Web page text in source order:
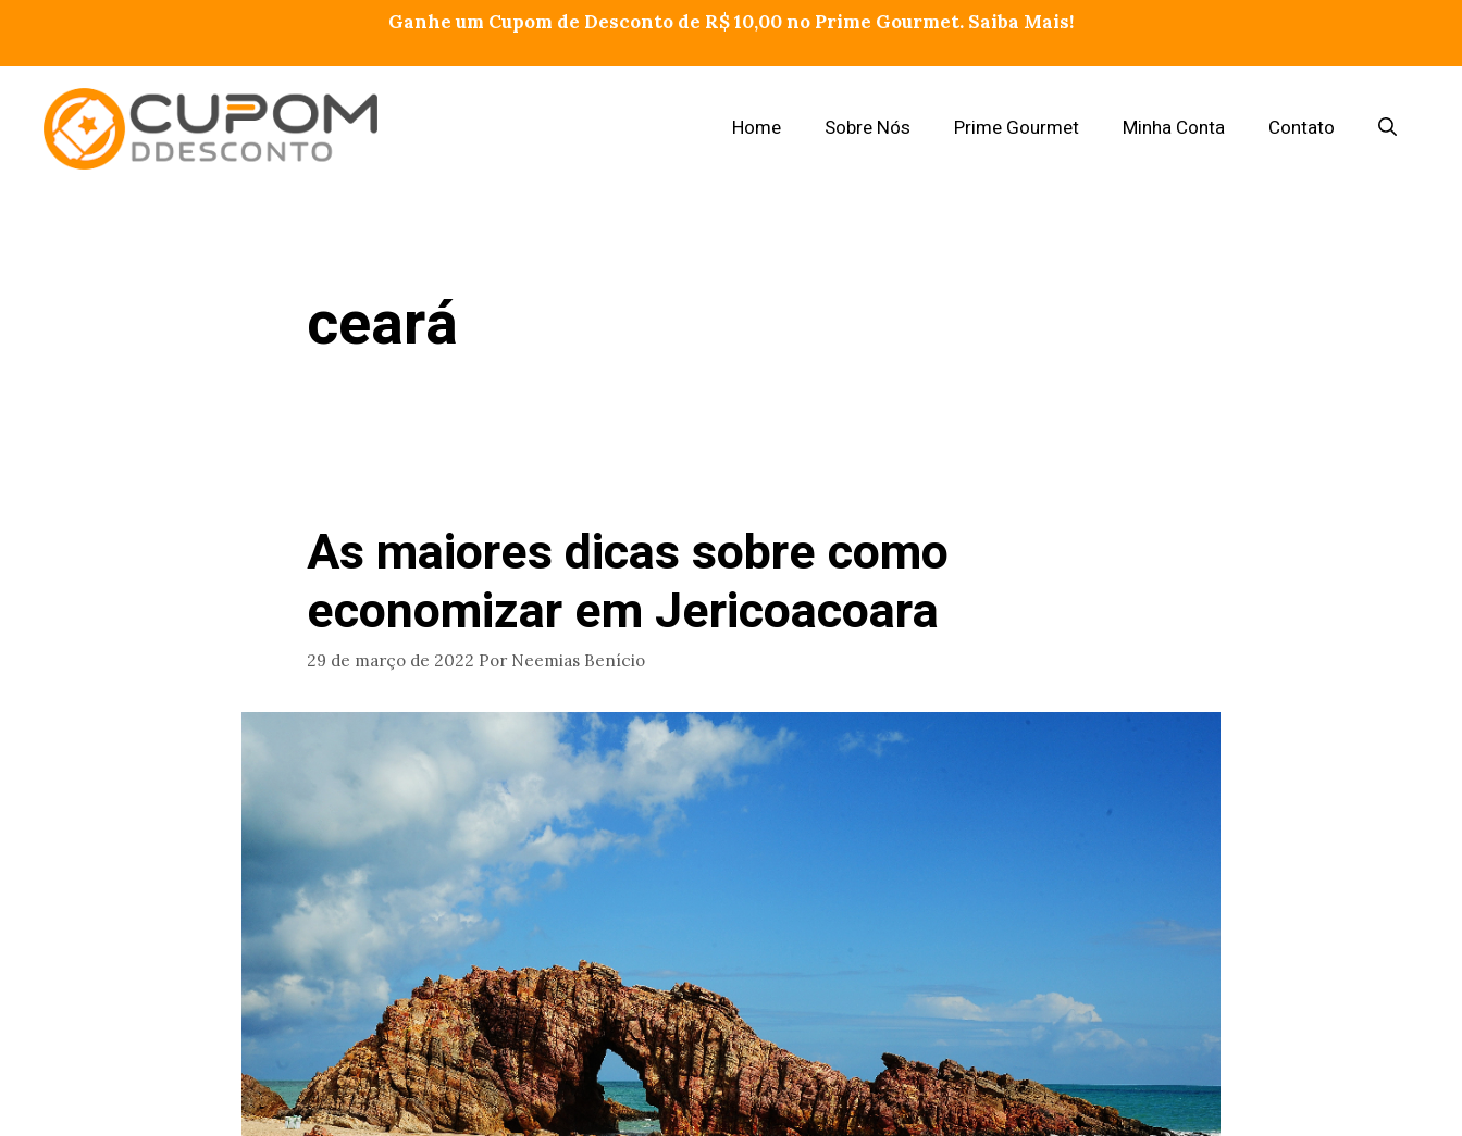
conteúdo
Ganhe um Cupom de Desconto de R$ 10,00 no Prime Gourmet. Saiba Mais!
Home Sobre Nós Prime Gourmet Minha Conta Contato
ceará
As maiores dicas sobre como
economizar em Jericoacoara
29 de março de 2022 Por Neemias Benício